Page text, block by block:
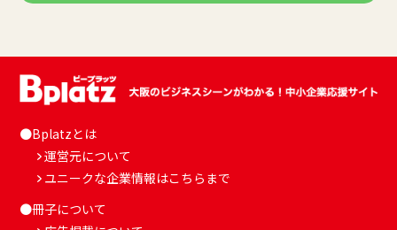
●Bplatzとは
運営元について
ユニークな企業情報はこちらまで
●冊子について